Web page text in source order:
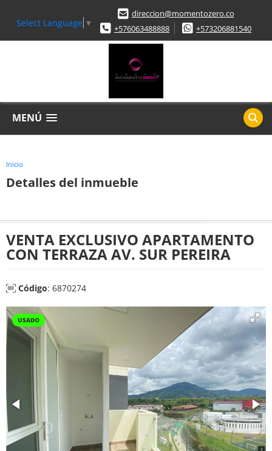
Select Language ▼
direccion@momentozero.co
+576063488888
+573206881540
MENÚ
Inicio
Detalles del inmueble
VENTA EXCLUSIVO APARTAMENTO
CON TERRAZA AV. SUR PEREIRA
Código: 6870274
USADO